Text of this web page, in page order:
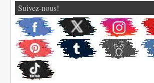
Suivez-nous!